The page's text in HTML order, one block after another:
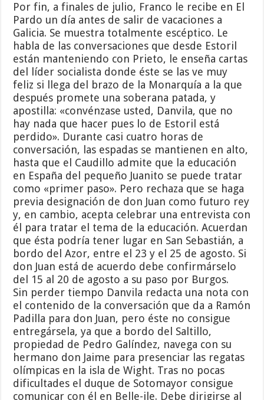
Por fin, a finales de julio, Franco le recibe en El
Pardo un día antes de salir de vacaciones a
Galicia. Se muestra totalmente escéptico. Le
habla de las conversaciones que desde Estoril
están manteniendo con Prieto, le enseña cartas
del líder socialista donde éste se las ve muy
feliz si llega del brazo de la Monarquía a la que
después promete una soberana patada, y
apostilla: «convénzase usted, Danvila, que no
hay nada que hacer pues lo de Estoril está
perdido». Durante casi cuatro horas de
conversación, las espadas se mantienen en alto,
hasta que el Caudillo admite que la educación
en España del pequeño Juanito se puede tratar
como «primer paso». Pero rechaza que se haga
previa designación de don Juan como futuro rey
y, en cambio, acepta celebrar una entrevista con
él para tratar el tema de la educación. Acuerdan
que ésta podría tener lugar en San Sebastián, a
bordo del Azor, entre el 23 y el 25 de agosto. Si
don Juan está de acuerdo debe confirmárselo
del 15 al 20 de agosto a su paso por Burgos.
Sin perder tiempo Danvila redacta una nota con
el contenido de la conversación que da a Ramón
Padilla para don Juan, pero éste no consigue
entregársela, ya que a bordo del Saltillo,
propiedad de Pedro Galíndez, navega con su
hermano don Jaime para presenciar las regatas
olímpicas en la isla de Wight. Tras no pocas
dificultades el duque de Sotomayor consigue
comunicar con él en Belle-ile. Debe dirigirse al